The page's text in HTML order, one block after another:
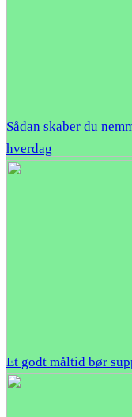
Sådan skaber du
hverdag
Et godt måltid bør